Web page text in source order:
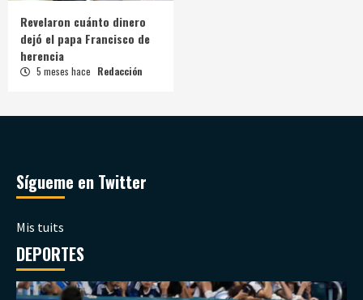
Revelaron cuánto dinero
dejó el papa Francisco de
herencia
5 meses hace Redacción
Sígueme en Twitter
Mis tuits
DEPORTES